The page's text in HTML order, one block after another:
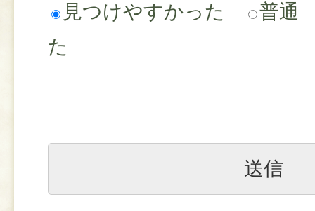
見つけやすかった
普通
た